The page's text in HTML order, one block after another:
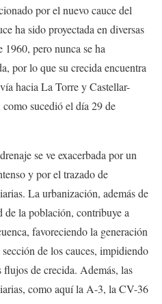
por el nuevo cauce del
ha sido proyectada en diversas
1960, pero nunca se ha
por lo que su crecida encuentra
hacia La Torre y Castellar-
sucedió el día 29 de
se ve exacerbada por un
y por el trazado de
La urbanización, además de
la población, contribuye a
favoreciendo la generación
de los cauces, impidiendo
de crecida. Además, las
como aquí la A-3, la CV-36